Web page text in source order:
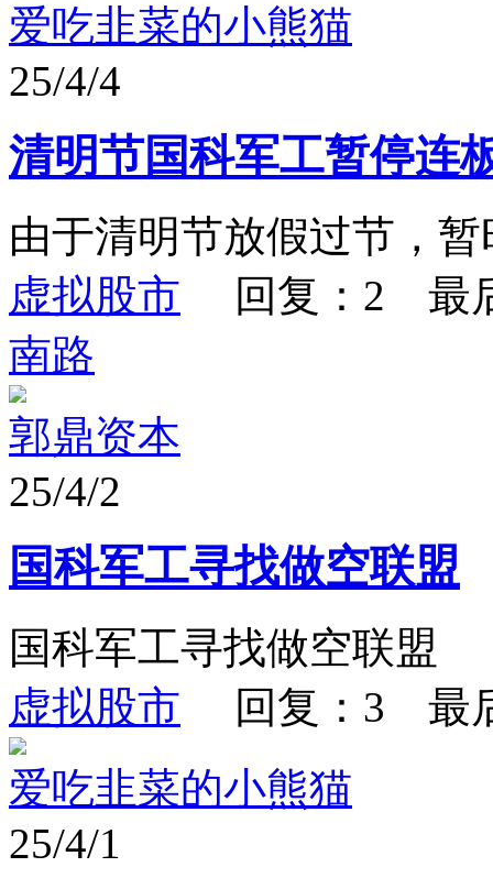
爱吃韭菜的小熊猫
25/4/4
清明节国科军工暂停连
由于清明节放假过节，
虚拟股市 回复：2 最
南路
郭鼎资本
25/4/2
国科军工寻找做空联盟
国科军工寻找做空联盟
虚拟股市 回复：3 最
爱吃韭菜的小熊猫
25/4/1